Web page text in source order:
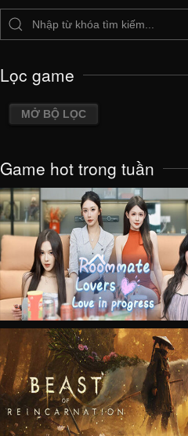
Lọc game
MỞ BỘ LỌC
Game hot trong tuần
VIEW
VIEW